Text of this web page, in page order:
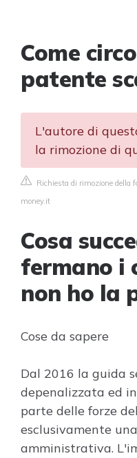
Come
patente
L'autore di
la rimozione di
Richiesta di rimozione della
money.it
Cosa
fermano i
non ho la
Cose da sapere
Dal 2016 la guida
depenalizzata ed
parte delle forze
esclusivamente
amministrativa.